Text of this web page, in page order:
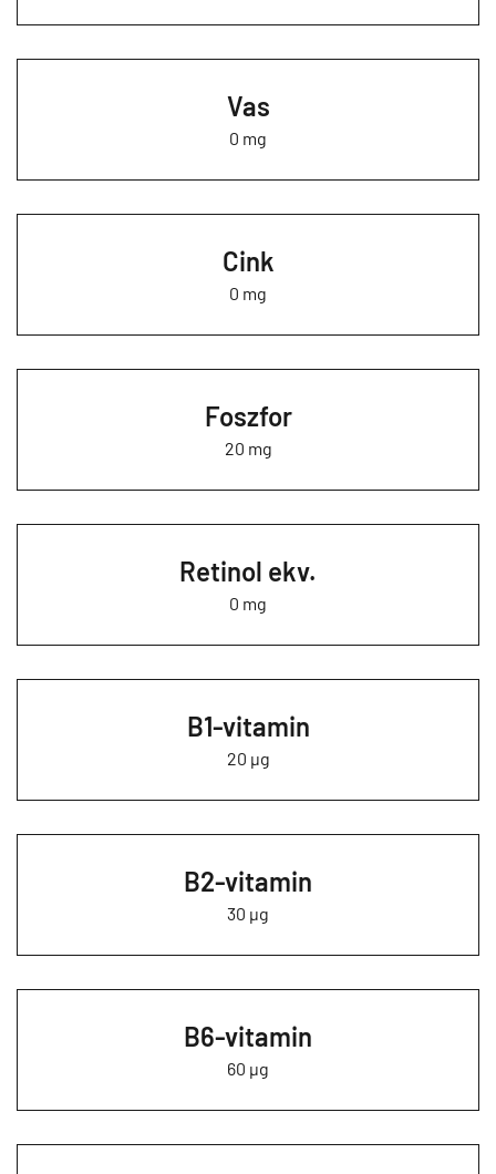
Vas
0 mg
Cink
0 mg
Foszfor
20 mg
Retinol ekv.
0 mg
B1-vitamin
20 µg
B2-vitamin
30 µg
B6-vitamin
60 µg